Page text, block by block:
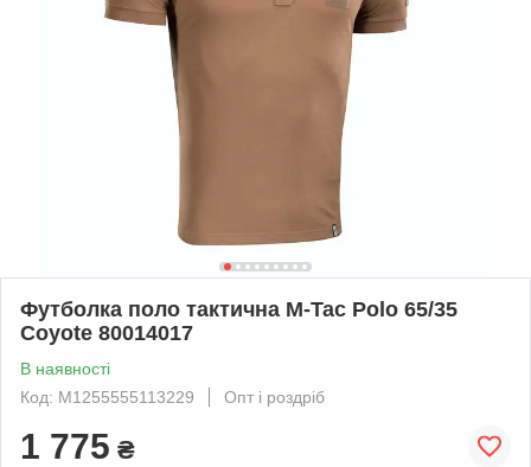
Футболка поло тактична M-Tac Polo 65/35
Coyote 80014017
В наявності
Код: M1255555113229
Опт і роздріб
1 775 ₴